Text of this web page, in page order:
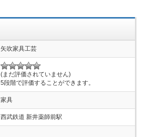
矢吹家具工芸
(まだ評価されていません)
5段階で評価することができます。
家具
西武鉄道 新井薬師前駅